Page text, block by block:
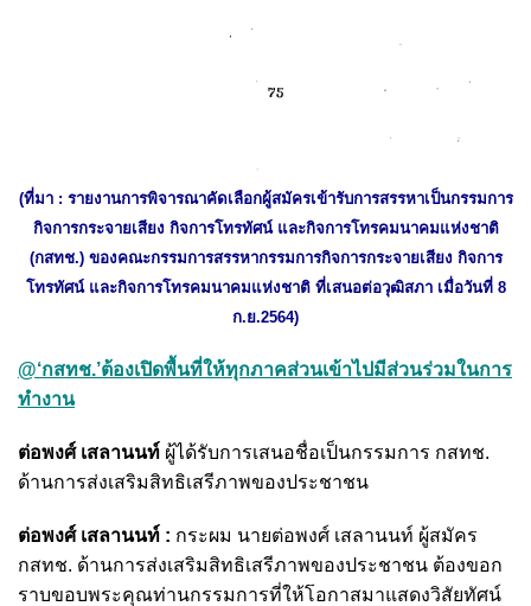
(ที่มา : รายงานการพิจารณาคัดเลือกผู้สมัครเข้ารับการสรรหาเป็นกรรมการ
กิจการกระจายเสียง กิจการโทรทัศน์ และกิจการโทรคมนาคมแห่งชาติ
(กสทช.) ของคณะกรรมการสรรหากรรมการกิจการกระจายเสียง กิจการ
โทรทัศน์ และกิจการโทรคมนาคมแห่งชาติ ที่เสนอต่อวุฒิสภา เมื่อวันที่ 8
ก.ย.2564)
@‘กสทช.’ต้องเปิดพื้นที่ให้ทุกภาคส่วนเข้าไปมีส่วนร่วมในการ
ทำงาน
ต่อพงศ์ เสลานนท์ ผู้ได้รับการเสนอชื่อเป็นกรรมการ กสทช.
ด้านการส่งเสริมสิทธิเสรีภาพของประชาชน
ต่อพงศ์ เสลานนท์ : กระผม นายต่อพงศ์ เสลานนท์ ผู้สมัคร
กสทช. ด้านการส่งเสริมสิทธิเสรีภาพของประชาชน ต้องขอก
ราบขอบพระคุณท่านกรรมการที่ให้โอกาสมาแสดงวิสัยทัศน์